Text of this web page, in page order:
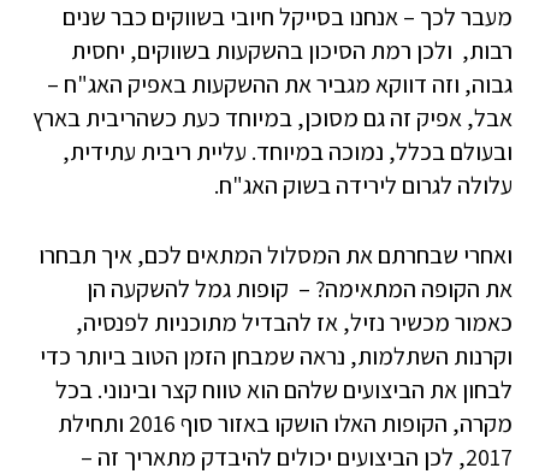
מעבר לכך – אנחנו בסייקל חיובי בשווקים כבר שנים
רבות, ולכן רמת הסיכון בהשקעות בשווקים, יחסית
גבוה, וזה דווקא מגביר את ההשקעות באפיק האג"ח –
אבל, אפיק זה גם מסוכן, במיוחד כעת כשהריבית בארץ
ובעולם בכלל, נמוכה במיוחד. עליית ריבית עתידית,
עלולה לגרום לירידה בשוק האג"ח.
ואחרי שבחרתם את המסלול המתאים לכם, איך תבחרו
את הקופה המתאימה? – קופות גמל להשקעה הן
כאמור מכשיר נזיל, אז להבדיל מתוכניות לפנסיה,
וקרנות השתלמות, נראה שמבחן הזמן הטוב ביותר כדי
לבחון את הביצועים שלהם הוא טווח קצר ובינוני. בכל
מקרה, הקופות האלו הושקו באזור סוף 2016 ותחילת
2017, לכן הביצועים יכולים להיבדק מתאריך זה –